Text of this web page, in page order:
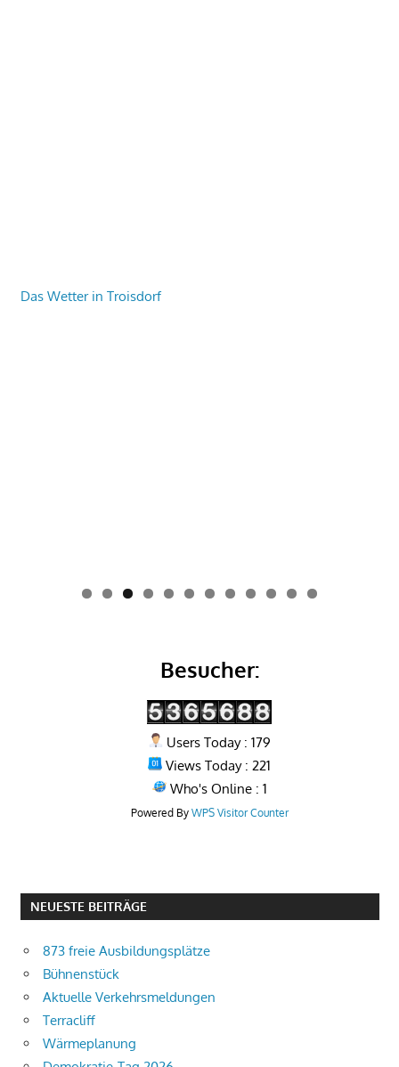
Das Wetter in Troisdorf
0 1 2
Besucher:
Users Today : 179
Views Today : 221
Who's Online : 1
Powered By WPS Visitor Counter
NEUESTE BEITRÄGE
873 freie Ausbildungsplätze
Bühnenstück
Aktuelle Verkehrsmeldungen
Terracliff
Wärmeplanung